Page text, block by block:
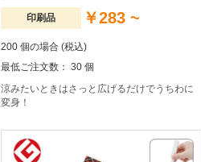
印刷品 ￥283 ~
200 個の場合 (税込)
最低ご注文数： 30 個
涼みたいときはさっと広げるだけでうちわに
変身！